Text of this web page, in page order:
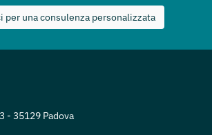
per una consulenza personalizzata
- 35129 Padova